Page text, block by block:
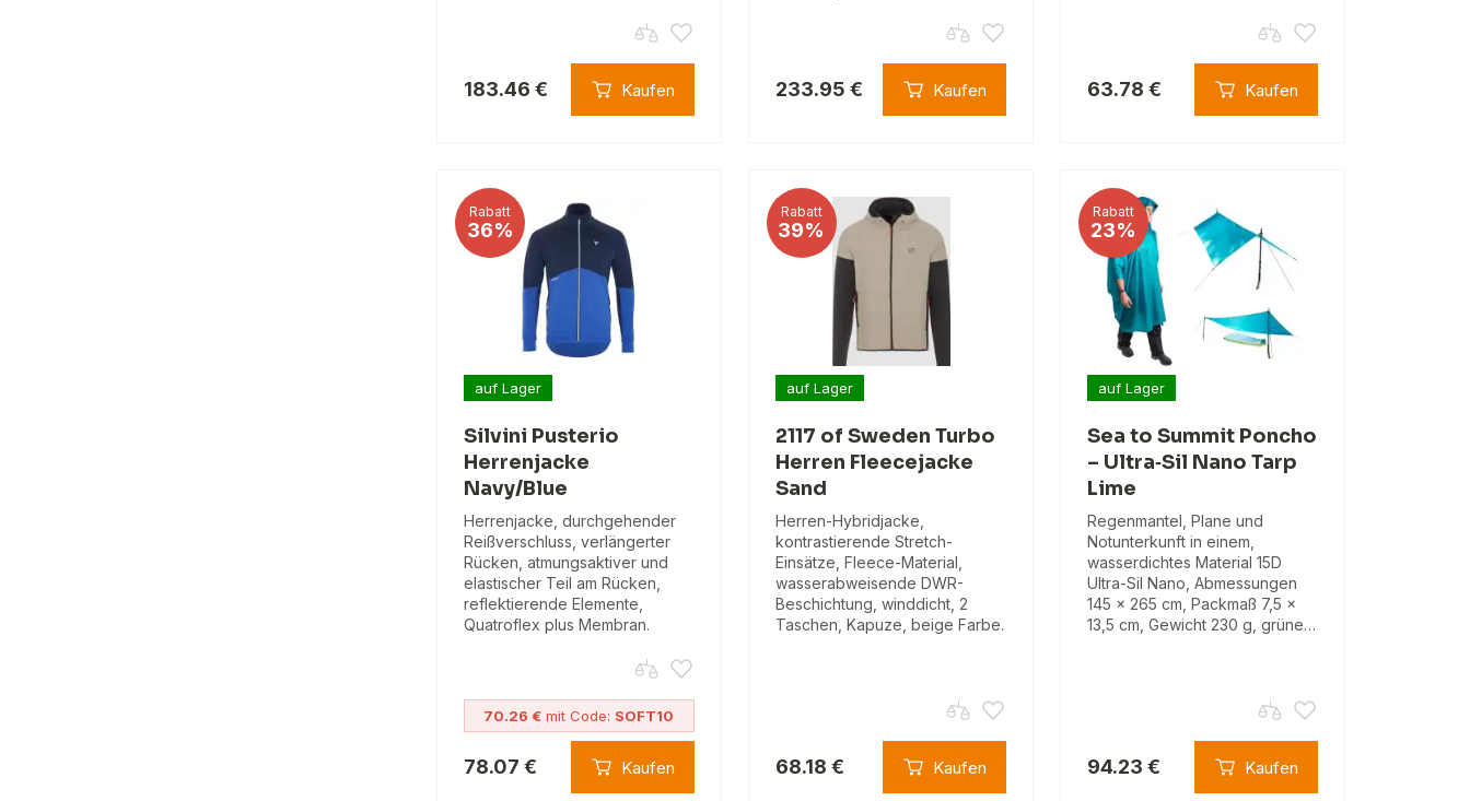
183.46 € Kaufen 233.95 € Kaufen 63.78 € Kaufen
Rabatt
36%
auf Lager
Silvini Pusterio
Herrenjacke
Navy/Blue
Herrenjacke, durchgehender
Reißverschluss, verlängerter
Rücken, atmungsaktiver und
elastischer Teil am Rücken,
reflektierende Elemente,
Quatroflex plus Membran.
70.26 € mit Code: SOFT10
78.07 € Kaufen
Rabatt
39%
auf Lager
2117 of Sweden Turbo
Herren Fleecejacke
Sand
Herren-Hybridjacke,
kontrastierende Stretch-
Einsätze, Fleece-Material,
wasserabweisende DWR-
Beschichtung, winddicht, 2
Taschen, Kapuze, beige Farbe.
68.18 € Kaufen
Rabatt
23%
auf Lager
Sea to Summit Poncho
– Ultra‑Sil Nano Tarp
Lime
Regenmantel, Plane und
Notunterkunft in einem,
wasserdichtes Material 15D
Ultra-Sil Nano, Abmessungen
145 × 265 cm, Packmaß 7,5 ×
13,5 cm, Gewicht 230 g, grüne…
94.23 € Kaufen